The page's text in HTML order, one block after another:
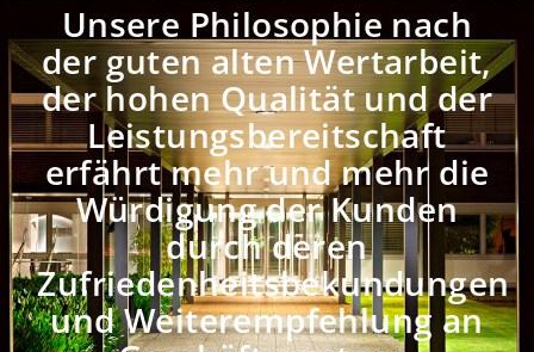
Unsere Philosophie nach
der guten alten Wertarbeit,
der hohen Qualität und der
Leistungsbereitschaft
erfährt mehr und mehr die
Würdigung der Kunden
durch deren
Zufriedenheitsbekundungen
und Weiterempfehlung an